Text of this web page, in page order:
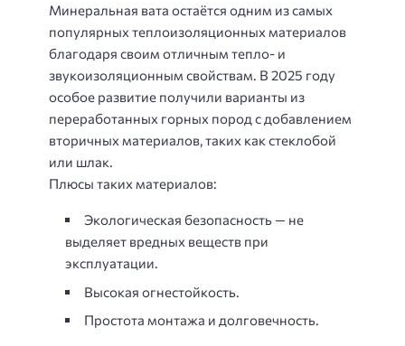
Минеральная вата остаётся одним из самых
популярных теплоизоляционных материалов
благодаря своим отличным тепло- и
звукоизоляционным свойствам. В 2025 году
особое развитие получили варианты из
переработанных горных пород с добавлением
вторичных материалов, таких как стеклобой
или шлак.
Плюсы таких материалов:
Экологическая безопасность — не
выделяет вредных веществ при
эксплуатации.
Высокая огнестойкость.
Простота монтажа и долговечность.